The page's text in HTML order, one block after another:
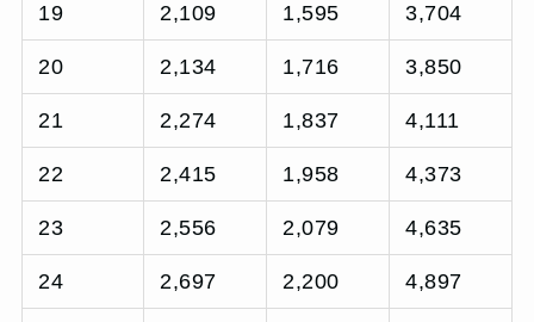
19 2,109 1,595 3,704
20 2,134 1,716 3,850
21 2,274 1,837 4,111
22 2,415 1,958 4,373
23 2,556 2,079 4,635
24 2,697 2,200 4,897